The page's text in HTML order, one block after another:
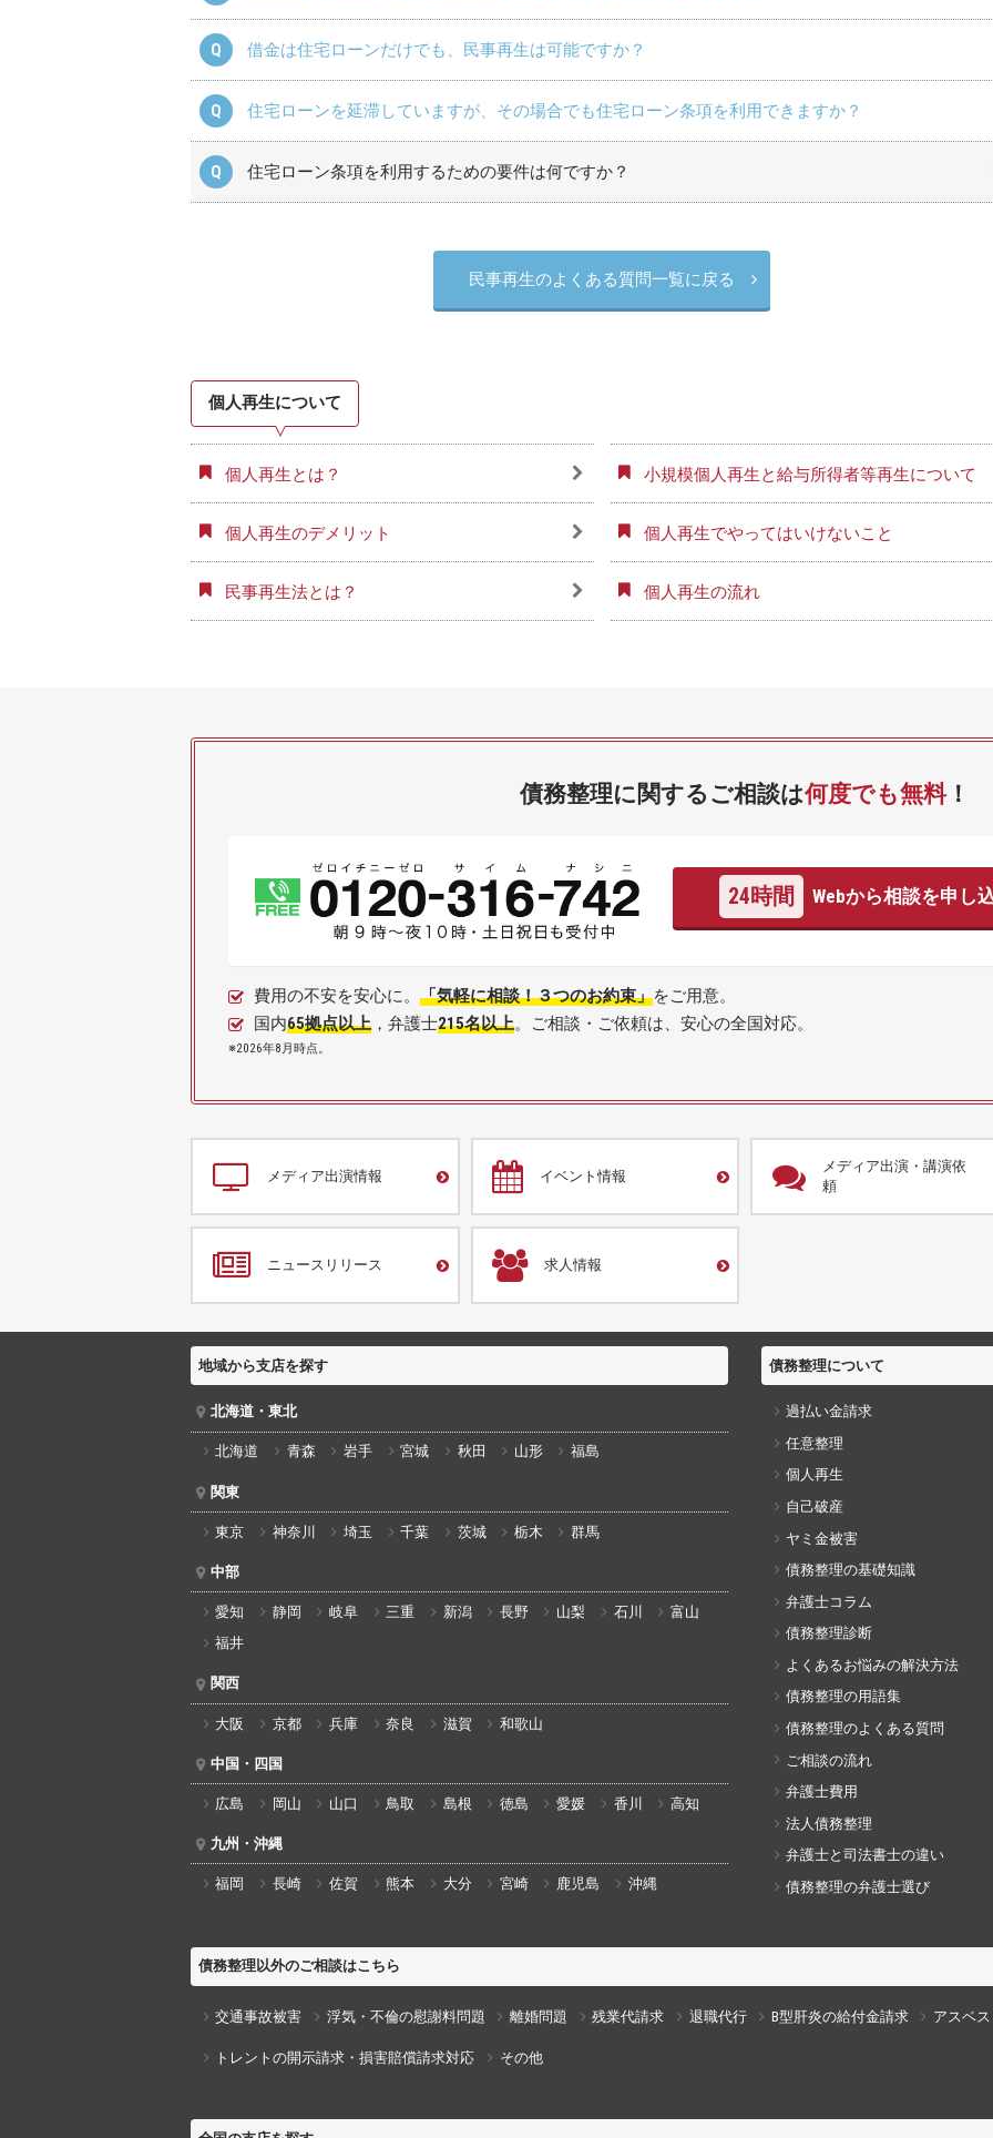
借金は住宅ローンだけでも、民事再生は可能ですか？
住宅ローンを延滞していますが、その場合でも住宅ローン条項を利用できますか？
住宅ローン条項を利用するための要件は何ですか？
民事再生のよくある質問一覧に戻る
個人再生について
個人再生とは？ 小規模個人再生と給与所得者等再生について
個人再生のデメリット 個人再生でやってはいけないこと
民事再生法とは？ 個人再生の流れ
債務整理に関するご相談は何度でも無料！
24時間 Webから相談を申し
費用の不安を安心に。 「気軽に相談！３つのお約束」をご用意。
国内65拠点以上，弁護士215名以上。ご相談・ご依頼は、安心の全国対応。
※2026年8月時点。
メディア出演情報 イベント情報
メディア出演・講演依
頼
ニュースリリース 求人情報
地域から支店を探す
北海道・東北
北海道 青森 岩手 宮城 秋田 山形 福島
関東
東京 神奈川 埼玉 千葉 茨城 栃木 群馬
中部
愛知 静岡 岐阜 三重 新潟 長野 山梨 石川
富山
福井
関西
大阪 京都 兵庫 奈良 滋賀 和歌山
中国・四国
広島 岡山 山口 鳥取 島根 徳島 愛媛 香川 高知
九州・沖縄
福岡 長崎 佐賀 熊本 大分 宮崎 鹿児島 沖縄
債務整理について
過払い金請求
任意整理
個人再生
自己破産
ヤミ金被害
債務整理の基礎知識
弁護士コラム
債務整理診断
よくあるお悩みの解決方法
債務整理の用語集
債務整理のよくある質問
ご相談の流れ
弁護士費用
法人債務整理
弁護士と司法書士の違い
債務整理の弁護士選び
債務整理以外のご相談はこちら
交通事故被害 浮気・不倫の慰謝料問題 離婚問題 残業代請求 退職代行 B型肝炎の給付金請求 アスベ
トレントの開示請求・損害賠償請求対応 その他